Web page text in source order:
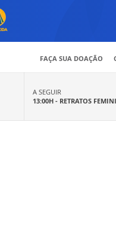
FAÇA SUA DOAÇÃO
A SEGUIR
13:00H - RETRATOS